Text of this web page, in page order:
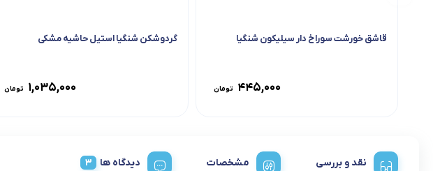
قاشق خورشت سوراخ دار سیلیکون شنگیا
۴۴۵,۰۰۰ تومان
گردوشکن شنگیا استیل حاشیه مشکی
۱,۰۳۵,۰۰۰ تومان
نقد و بررسی مشخصات دیدگاه ها